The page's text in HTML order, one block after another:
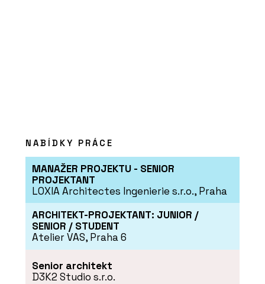
PRODUKTY
Okenní a dveřní systém s tepelnou
NABÍDKY PRÁCE
MANAŽER PROJEKTU - SENIOR
PROJEKTANT
LOXIA Architectes Ingenierie s.r.o., Praha
ARCHITEKT-PROJEKTANT: JUNIOR /
SENIOR / STUDENT
Atelier VAS, Praha 6
Senior architekt
D3K2 Studio s.r.o.